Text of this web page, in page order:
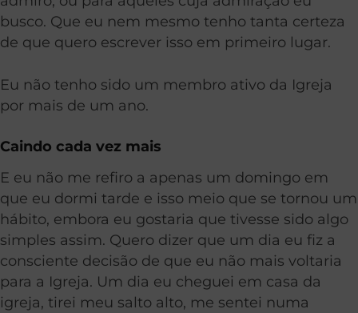
busco. Que eu nem mesmo tenho tanta certeza
de que quero escrever isso em primeiro lugar.
Eu não tenho sido um membro ativo da Igreja
por mais de um ano.
Caindo cada vez mais
E eu não me refiro a apenas um domingo em
que eu dormi tarde e isso meio que se tornou um
hábito, embora eu gostaria que tivesse sido algo
simples assim. Quero dizer que um dia eu fiz a
consciente decisão de que eu não mais voltaria
para a Igreja. Um dia eu cheguei em casa da
igreja, tirei meu salto alto, me sentei numa